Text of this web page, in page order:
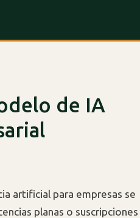
de IA
artificial para empresas se
planas o suscripciones